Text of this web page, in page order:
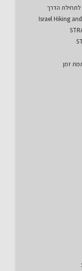
לתחילת הדרך
זמן